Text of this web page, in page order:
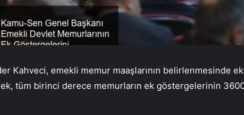
Kahveci, emekli memur maaşlarının belirlenmesinde ek
tüm birinci derece memurların ek göstergelerinin